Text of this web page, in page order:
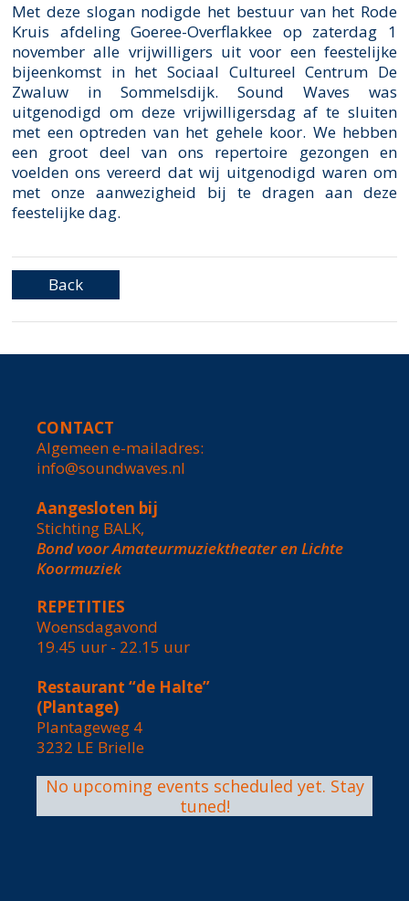
Met deze slogan nodigde het bestuur van het Rode
Kruis afdeling Goeree-Overflakkee op zaterdag 1
november alle vrijwilligers uit voor een feestelijke
bijeenkomst in het Sociaal Cultureel Centrum De
Zwaluw in Sommelsdijk. Sound Waves was
uitgenodigd om deze vrijwilligersdag af te sluiten
met een optreden van het gehele koor. We hebben
een groot deel van ons repertoire gezongen en
voelden ons vereerd dat wij uitgenodigd waren om
met onze aanwezigheid bij te dragen aan deze
feestelijke dag.
Back
CONTACT
Algemeen e-mailadres:
info@soundwaves.nl
Aangesloten bij
Stichting BALK,
Bond voor Amateurmuziektheater en Lichte
Koormuziek
REPETITIES
Woensdagavond
19.45 uur - 22.15 uur
Restaurant “de Halte”
(Plantage)
Plantageweg 4
3232 LE Brielle
No upcoming events scheduled yet. Stay
tuned!